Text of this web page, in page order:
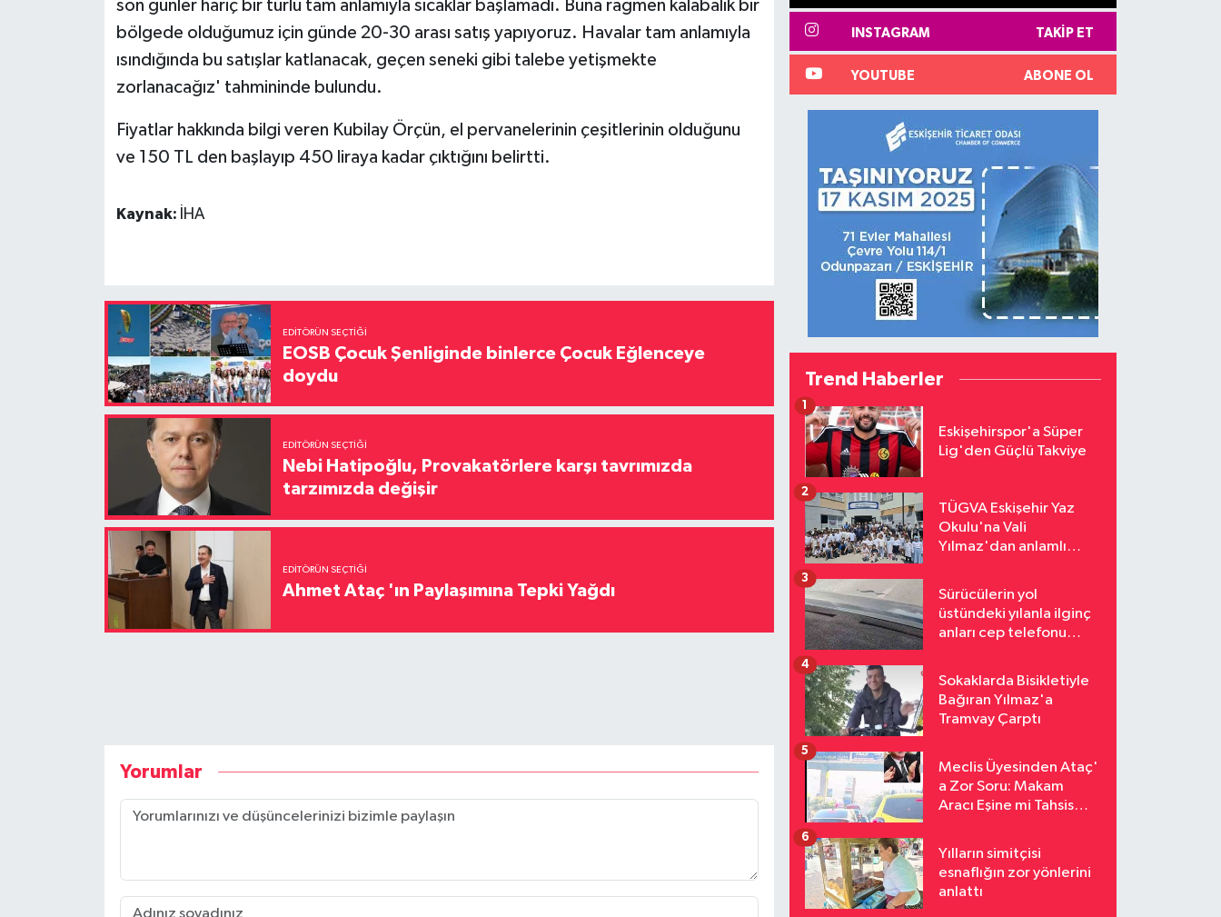
son günler hariç bir türlü tam anlamıyla sıcaklar başlamadı. Buna rağmen kalabalık bir
bölgede olduğumuz için günde 20-30 arası satış yapıyoruz. Havalar tam anlamıyla
ısındığında bu satışlar katlanacak, geçen seneki gibi talebe yetişmekte
zorlanacağız' tahmininde bulundu.
Fiyatlar hakkında bilgi veren Kubilay Örçün, el pervanelerinin çeşitlerinin olduğunu
ve 150 TL den başlayıp 450 liraya kadar çıktığını belirtti.
Kaynak: İHA
EDITÖRÜN SEÇTIĞI
EOSB Çocuk Şenliginde binlerce Çocuk Eğlenceye
doydu
EDITÖRÜN SEÇTIĞI
Nebi Hatipoğlu, Provakatörlere karşı tavrımızda
tarzımızda değişir
EDITÖRÜN SEÇTIĞI
Ahmet Ataç 'ın Paylaşımına Tepki Yağdı
Yorumlar
INSTAGRAM TAKIP ET
YOUTUBE ABONE OL
Trend Haberler
Eskişehirspor'a Süper
Lig'den Güçlü Takviye
1
TÜGVA Eskişehir Yaz
Okulu'na Vali
Yılmaz'dan anlamlı
2
Sürücülerin yol
üstündeki yılanla ilginç
anları cep telefonu
3
Sokaklarda Bisikletiyle
Bağıran Yılmaz'a
Tramvay Çarptı
4
Meclis Üyesinden Ataç'
a Zor Soru: Makam
Aracı Eşine mi Tahsis
5
Yılların simitçisi
esnaflığın zor yönlerini
anlattı
6